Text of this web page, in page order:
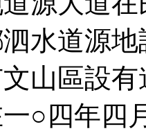
水道源
山區設
○四年四